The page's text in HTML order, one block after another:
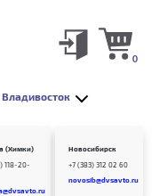
Владивосток
0
(Химки)
118-20-
Новосибирск
+7 (383) 312 02 60
novosib@dvsavto.ru